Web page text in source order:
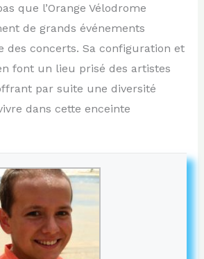
que l’Orange Vélodrome
de grands événements
des concerts. Sa configuration et
font un lieu prisé des artistes
par suite une diversité
dans cette enceinte